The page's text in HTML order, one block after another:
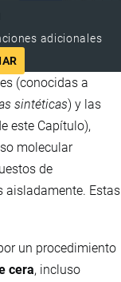
adicionales
(conocidas a
sintéticas) y las
este Capítulo),
molecular
de
aisladamente. Estas
un procedimiento
cera, incluso